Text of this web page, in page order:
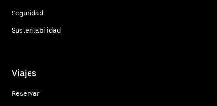
Seguridad
Sustentabilidad
Viajes
Reservar